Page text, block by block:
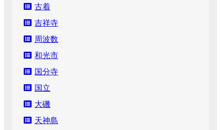
古着
吉祥寺
周波数
和光市
国分寺
国立
大磯
天神島